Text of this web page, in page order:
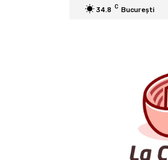
34.8 C București